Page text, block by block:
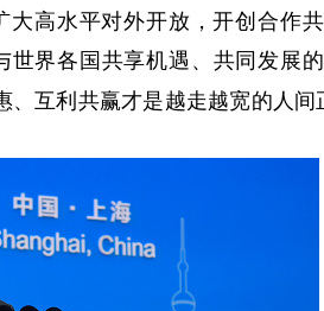
高水平对外开放，开创合作
世界各国共享机遇、共同发展
、互利共赢才是越走越宽的人间